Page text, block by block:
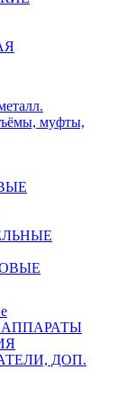
муфты,
ДОП.